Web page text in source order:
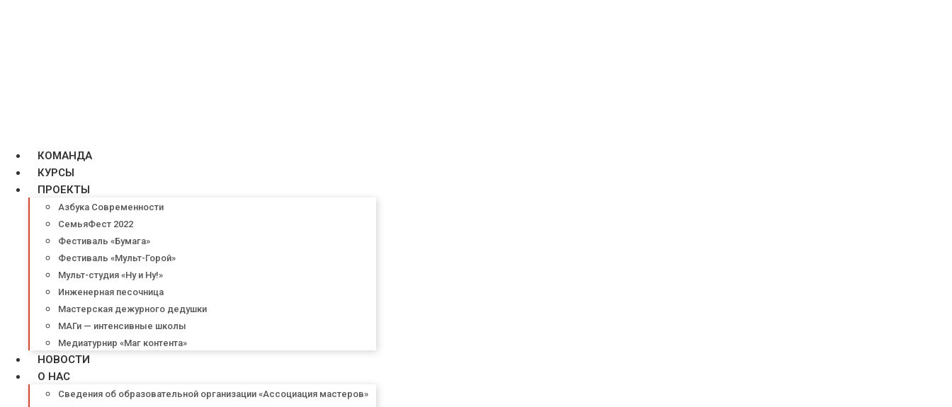
КОМАНДА
КУРСЫ
ПРОЕКТЫ
Азбука Современности
СемьяФест 2022
Фестиваль «Бумага»
Фестиваль «Мульт-Горой»
Мульт-студия «Ну и Ну!»
Инженерная песочница
Мастерская дежурного дедушки
МАГи — интенсивные школы
Медиатурнир «Маг контента»
НОВОСТИ
О НАС
Сведения об образовательной организации «Ассоциация мастеров»